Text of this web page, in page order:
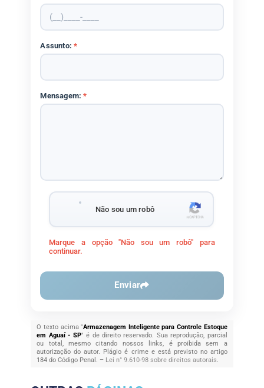
Assunto:*
Mensagem:*
Não sou um robô
Marque a opção "Não sou um robô" para
continuar.
Enviar
O texto acima "Armazenagem Inteligente para Controle Estoque
em Aguaí - SP" é de direito reservado. Sua reprodução, parcial
ou total, mesmo citando nossos links, é proibida sem a
autorização do autor. Plágio é crime e está previsto no artigo
184 do Código Penal. – Lei n° 9.610-98 sobre direitos autorais.